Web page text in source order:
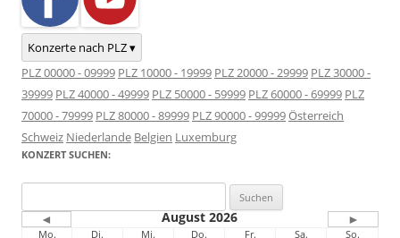
Konzerte nach PLZ ▾
PLZ 00000 - 09999 PLZ 10000 - 19999 PLZ 20000 - 29999 PLZ 30000 -
39999 PLZ 40000 - 49999 PLZ 50000 - 59999 PLZ 60000 - 69999 PLZ
70000 - 79999 PLZ 80000 - 89999 PLZ 90000 - 99999Österreich
Schweiz Niederlande Belgien Luxemburg
KONZERT SUCHEN:
nach:
◄ August 2026 ►
Mo. Di. Mi. Do. Fr. Sa. So.